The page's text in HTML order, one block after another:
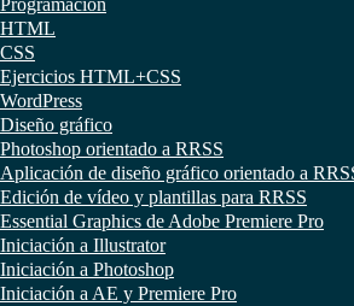
Programación
HTML
CSS
Ejercicios HTML+CSS
WordPress
Diseño gráfico
Photoshop orientado a RRSS
Aplicación de diseño gráfico orientado a
Edición de vídeo y plantillas para RRSS
Essential Graphics de Adobe Premiere Pro
Iniciación a Illustrator
Iniciación a Photoshop
Iniciación a AE y Premiere Pro